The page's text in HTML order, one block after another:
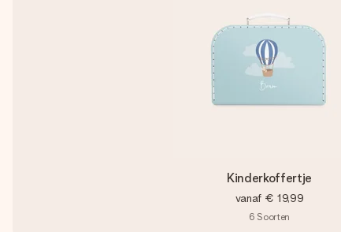
Kinderkoffertje
vanaf € 19,99
6 Soorten